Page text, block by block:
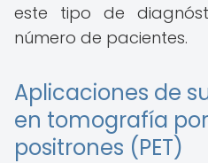
este tipo de
número de pacientes.
Aplicaciones de
en tomografía
positrones (PET)